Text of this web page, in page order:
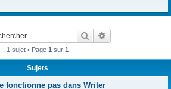
r
Rechercher
1 sujet • Page 1 sur 1
Sujets
fonctionne pas dans Writer